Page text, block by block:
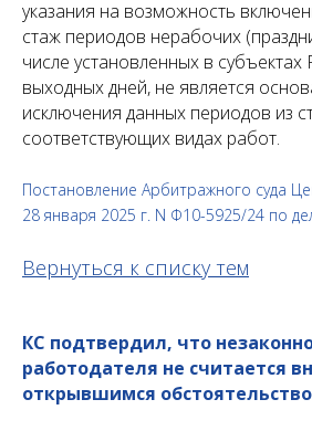
указания на возможность
стаж периодов нерабочих
числе установленных в субъектах
выходных дней, не является
исключения данных периодов из
соответствующих видах работ.
Постановление Арбитражного суда
28 января 2025 г. N Ф10-5925/24 по
Вернуться к списку тем
КС подтвердил, что
работодателя не считается
открывшимся